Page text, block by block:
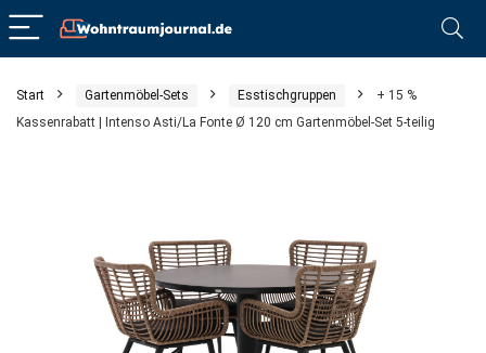
Start Gartenmöbel-Sets Esstischgruppen
+ 15 %
Kassenrabatt | Intenso Asti/La Fonte Ø 120 cm Gartenmöbel-Set 5-teilig